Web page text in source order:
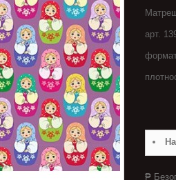
арт.
₱